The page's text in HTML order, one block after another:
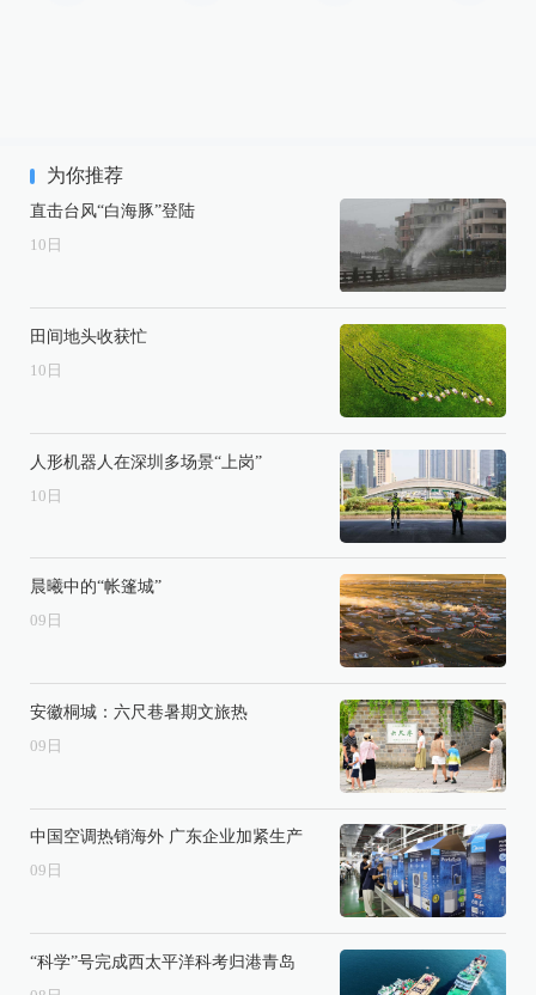
为你推荐
直击台风“白海豚”登陆
10 日
田间地头收获忙
10 日
人形机器人在深圳多场景“上岗”
10 日
晨曦中的“帐篷城”
09 日
安徽桐城：六尺巷暑期文旅热
09 日
中国空调热销海外 广东企业加紧生产
09 日
“科学”号完成西太平洋科考归港青岛